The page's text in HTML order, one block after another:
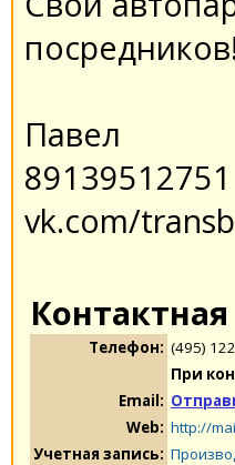
посредников!
Павел
89139512751
vk.com/
Телефон: (495)
При
Email:
Web: http://
Учетная запись: